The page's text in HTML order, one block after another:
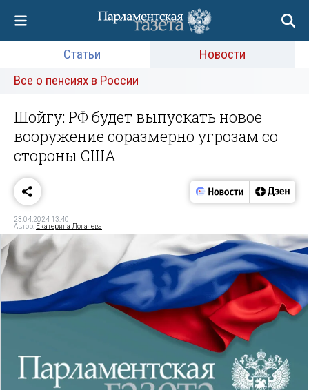
Статьи
Новости
Все о пенсиях в России
Шойгу: РФ будет выпускать новое
вооружение соразмерно угрозам со
стороны США
23.04.2024 13:40
Автор: Екатерина Логачева